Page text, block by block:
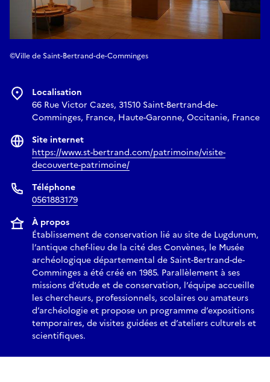
©Ville de Saint-Bertrand-de-Comminges
Localisation
66 Rue Victor Cazes, 31510 Saint-Bertrand-de-
Comminges, France, Haute-Garonne, Occitanie, France
Site internet
https://www.st-bertrand.com/patrimoine/visite-
decouverte-patrimoine/
Téléphone
0561883179
À propos
Établissement de conservation lié au site de Lugdunum,
l’antique chef-lieu de la cité des Convènes, le Musée
archéologique départemental de Saint-Bertrand-de-
Comminges a été créé en 1985. Parallèlement à ses
missions d’étude et de conservation, l’équipe accueille
les chercheurs, professionnels, scolaires ou amateurs
d’archéologie et propose un programme d’expositions
temporaires, de visites guidées et d’ateliers culturels et
scientifiques.